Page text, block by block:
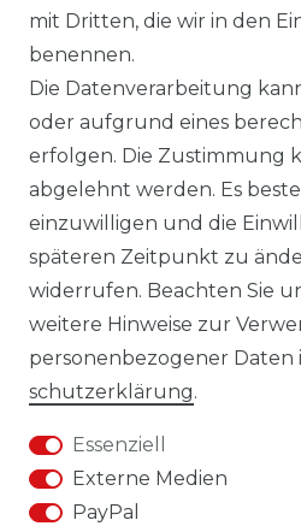
14 Tage
Impressum
mit Dritten, die wir in den
benennen.
Die Datenverarbeitung
oder aufgrund eines
erfolgen. Die Zustimmung
abgelehnt werden. Es
einzuwilligen und die
späteren Zeitpunkt zu
widerrufen. Beachten Sie
weitere Hinweise zur
personenbezogener Daten
schutz­erklärung.
Essenziell
Externe Medien
PayPal